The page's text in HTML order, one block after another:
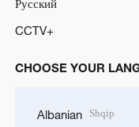
Русский
CCTV+
CHOOSE YOUR
Albanian Shqip